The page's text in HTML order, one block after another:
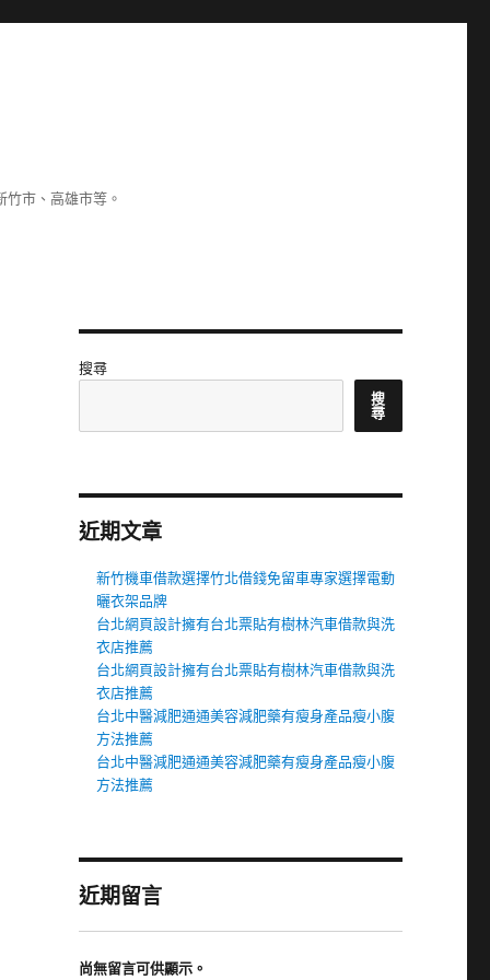
市、高雄市等。
搜尋
搜
尋
近期文章
新竹機車借款選擇竹北借錢免留車專家選擇電動
曬衣架品牌
台北網頁設計擁有台北票貼有樹林汽車借款與洗
衣店推薦
台北網頁設計擁有台北票貼有樹林汽車借款與洗
衣店推薦
台北中醫減肥通通美容減肥藥有瘦身產品瘦小腹
方法推薦
台北中醫減肥通通美容減肥藥有瘦身產品瘦小腹
方法推薦
近期留言
尚無留言可供顯示。